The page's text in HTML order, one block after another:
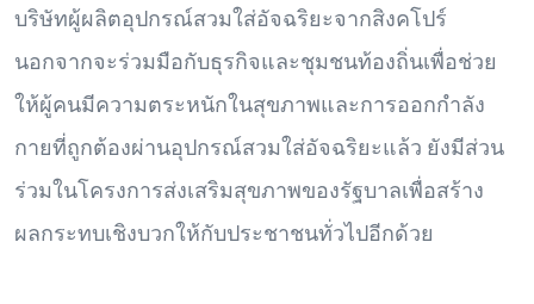
บริษัทผู้ผลิตอุปกรณ์สวมใส่อัจฉริยะจากสิงคโปร์
นอกจากจะร่วมมือกับธุรกิจและชุมชนท้องถิ่นเพื่อช่วย
ให้ผู้คนมีความตระหนักในสุขภาพและการออกกำลัง
กายที่ถูกต้องผ่านอุปกรณ์สวมใส่อัจฉริยะแล้ว ยังมีส่วน
ร่วมในโครงการส่งเสริมสุขภาพของรัฐบาลเพื่อสร้าง
ผลกระทบเชิงบวกให้กับประชาชนทั่วไปอีกด้วย